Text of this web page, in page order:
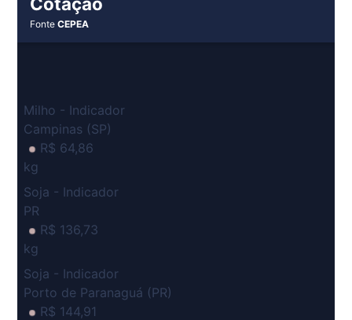
FonteCEPEA
Milho - Indicador
Campinas (SP)
R$ 64,86
kg
Soja - Indicador
PR
R$ 136,73
kg
Soja - Indicador
Porto de Paranaguá (PR)
R$ 144,91